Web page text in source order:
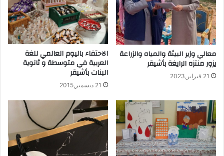
p
معالي وزير البيئة والمياه والزراعة
يزور منتزه الرايغة بأشيقر
21 فبراير,2023
الاحتفاء باليوم العالمي للغة
العربية في متوسطة و ثانوية
البنات بأشيقر
21 ديسمبر,2015